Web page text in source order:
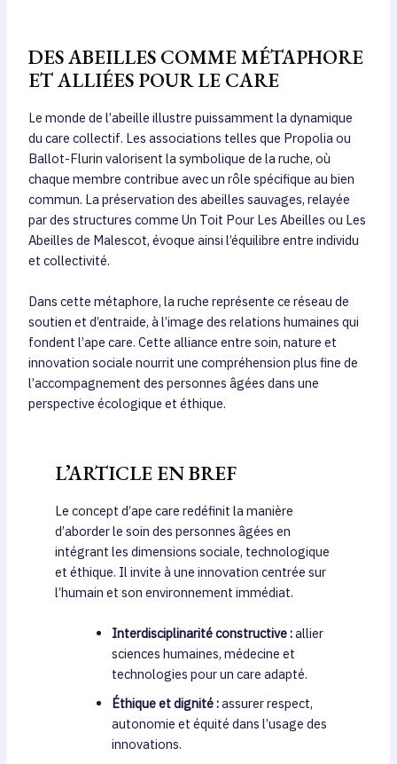
DES ABEILLES COMME MÉTAPHORE
ET ALLIÉES POUR LE CARE
Le monde de l’abeille illustre puissamment la dynamique
du care collectif. Les associations telles que Propolia ou
Ballot-Flurin valorisent la symbolique de la ruche, où
chaque membre contribue avec un rôle spécifique au bien
commun. La préservation des abeilles sauvages, relayée
par des structures comme Un Toit Pour Les Abeilles ou Les
Abeilles de Malescot, évoque ainsi l’équilibre entre individu
et collectivité.
Dans cette métaphore, la ruche représente ce réseau de
soutien et d’entraide, à l’image des relations humaines qui
fondent l’ape care. Cette alliance entre soin, nature et
innovation sociale nourrit une compréhension plus fine de
l’accompagnement des personnes âgées dans une
perspective écologique et éthique.
L’ARTICLE EN BREF
Le concept d’ape care redéfinit la manière
d’aborder le soin des personnes âgées en
intégrant les dimensions sociale, technologique
et éthique. Il invite à une innovation centrée sur
l’humain et son environnement immédiat.
Interdisciplinarité constructive :allier
sciences humaines, médecine et
technologies pour un care adapté.
Éthique et dignité :assurer respect,
autonomie et équité dans l’usage des
innovations.